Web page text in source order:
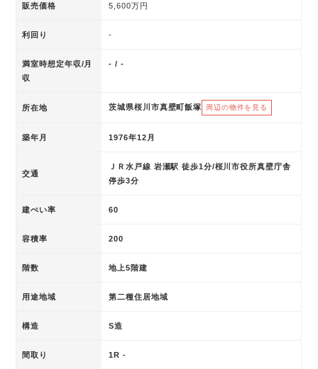
販売価格 5,600万円
利回り -
満室時想定年収/月
収
- / -
所在地 茨城県桜川市真壁町飯塚 周辺の物件を見る
築年月 1976年12月
交通
ＪＲ水戸線 岩瀬駅 徒歩1分/桜川市役所真壁庁舎
停歩3分
建ぺい率 60
容積率 200
階数 地上5階建
用途地域 第二種住居地域
構造 S造
間取り 1R -